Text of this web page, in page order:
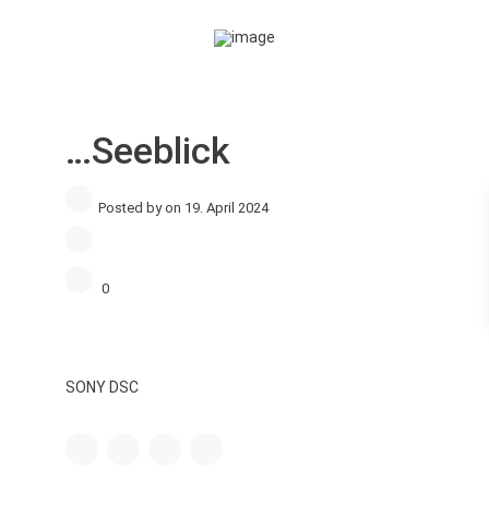
…Seeblick
Posted by on 19. April 2024
0
SONY DSC